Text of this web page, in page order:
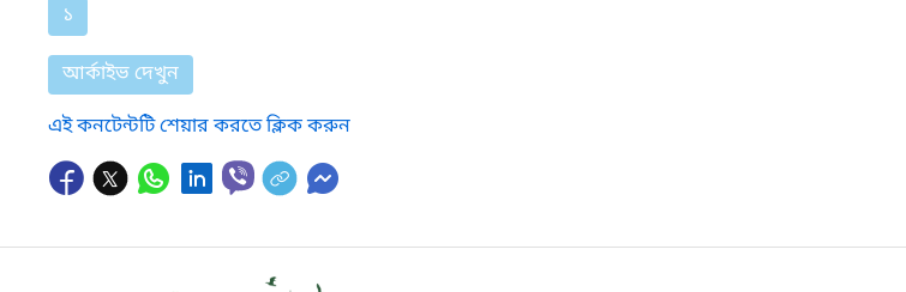
১
আর্কাইভ দেখুন
এই কনটেন্টটি শেয়ার করতে ক্লিক করুন